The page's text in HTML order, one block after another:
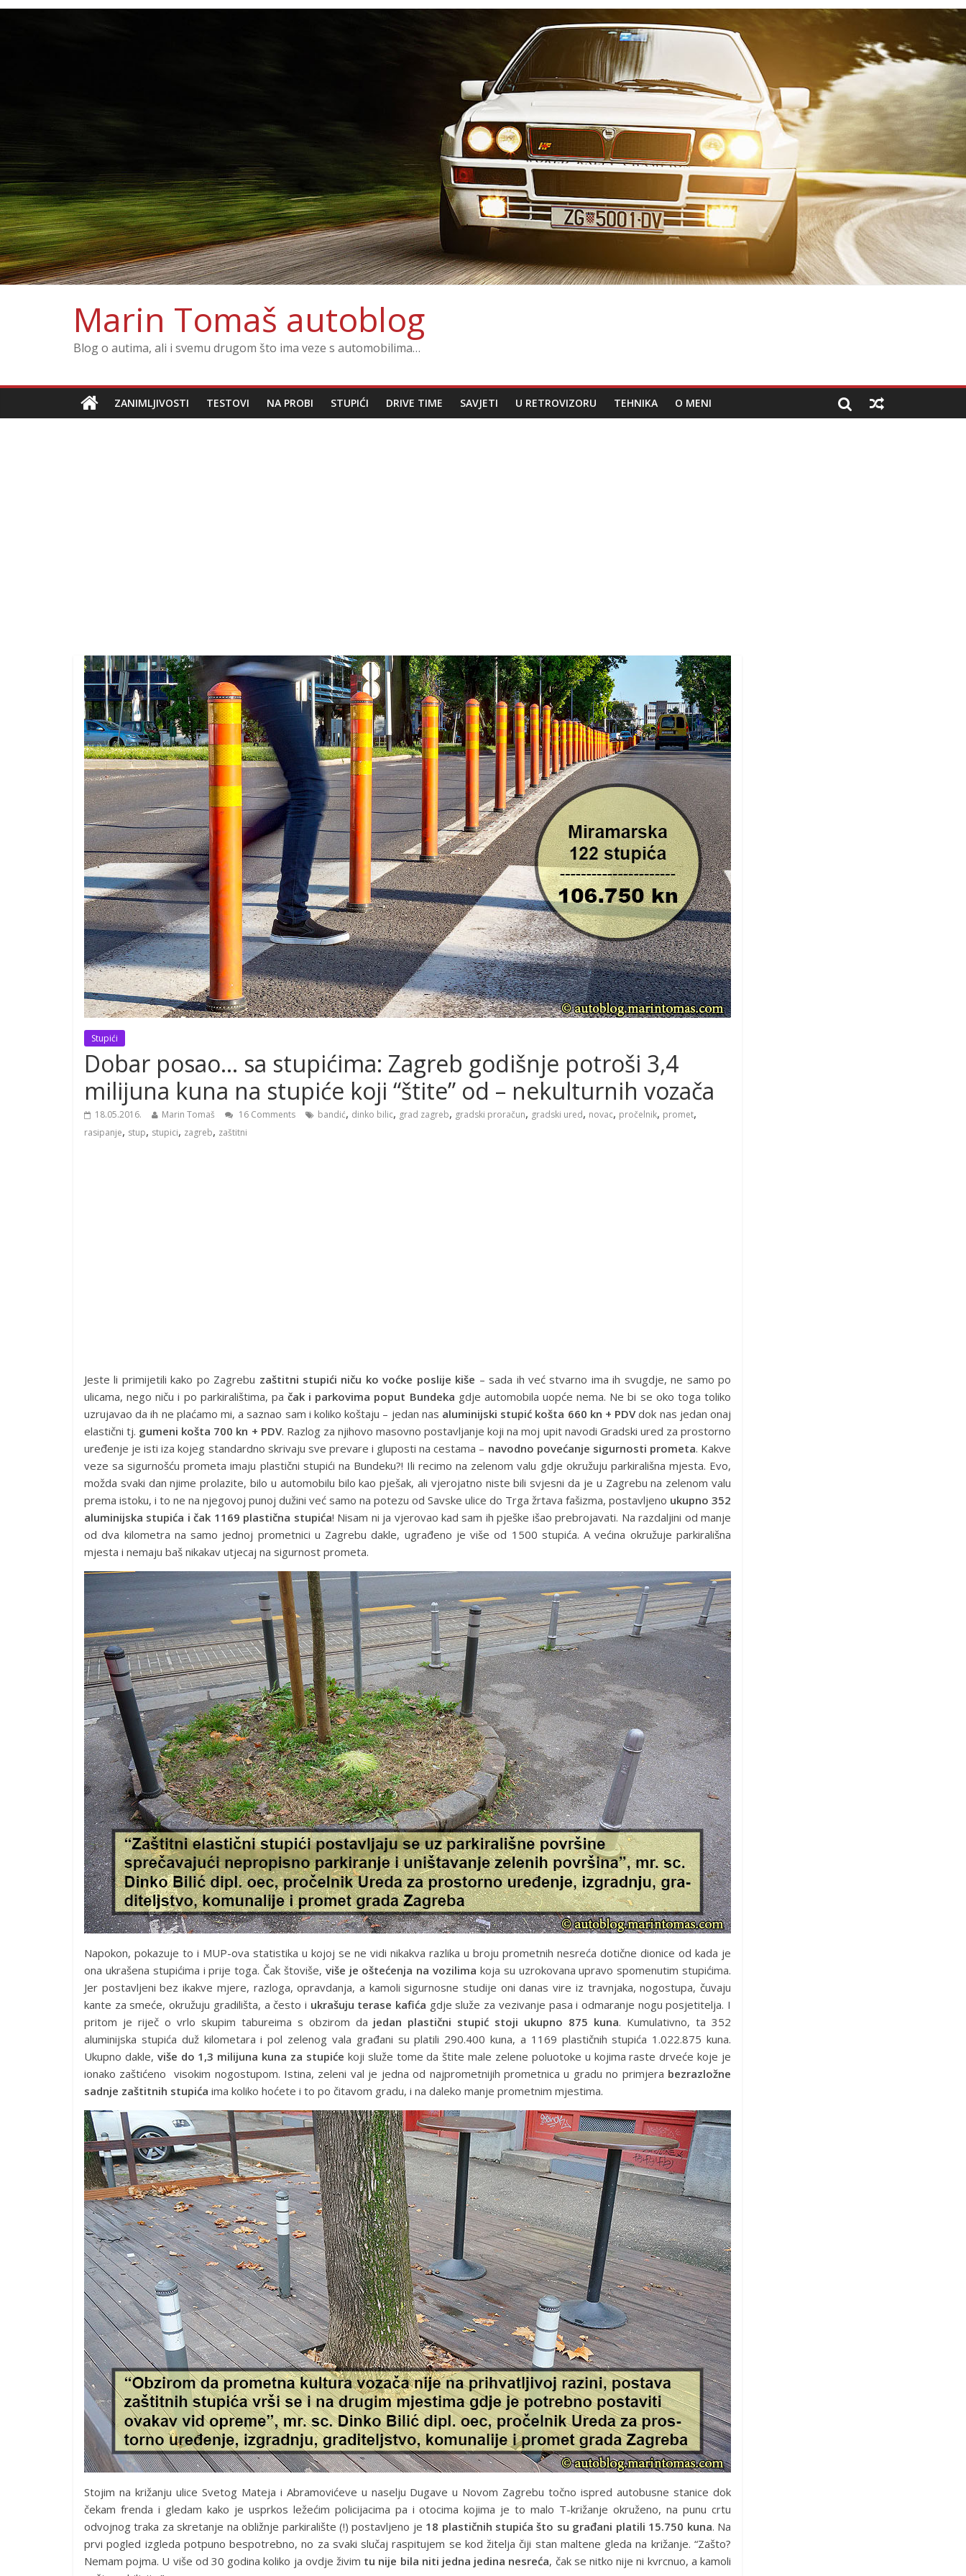
Marin Tomaš autoblog
Blog o autima, ali i svemu drugom što ima veze s automobilima…
ZANIMLJIVOSTI TESTOVI NA PROBI STUPIĆI DRIVE TIME SAVJETI U RETROVIZORU TEHNIKA O MENI
Stupići
Dobar posao… sa stupićima: Zagreb godišnje potroši 3,4
milijuna kuna na stupiće koji “štite” od – nekulturnih vozača
18.05.2016. Marin Tomaš 16 Comments bandić, dinko bilic, grad zagreb, gradski proračun, gradski ured, novac, pročelnik, promet,
rasipanje, stup, stupici, zagreb, zaštitni
Jeste li primijetili kako po Zagrebu zaštitni stupići niču ko voćke poslije kiše – sada ih već stvarno ima ih svugdje, ne samo po
ulicama, nego niču i po parkiralištima, pa čak i parkovima poput Bundeka gdje automobila uopće nema. Ne bi se oko toga toliko
uzrujavao da ih ne plaćamo mi, a saznao sam i koliko koštaju – jedan nas aluminijski stupić košta 660 kn + PDVdok nas jedan onaj
elastični tj. gumeni košta 700 kn + PDV. Razlog za njihovo masovno postavljanje koji na moj upit navodi Gradski ured za prostorno
uređenje je isti iza kojeg standardno skrivaju sve prevare i gluposti na cestama – navodno povećanje sigurnosti prometa. Kakve
veze sa sigurnošću prometa imaju plastični stupići na Bundeku?! Ili recimo na zelenom valu gdje okružuju parkirališna mjesta. Evo,
možda svaki dan njime prolazite, bilo u automobilu bilo kao pješak, ali vjerojatno niste bili svjesni da je u Zagrebu na zelenom valu
prema istoku, i to ne na njegovoj punoj dužini već samo na potezu od Savske ulice do Trga žrtava fašizma, postavljeno ukupno 352
aluminijska stupića i čak 1169 plastična stupića! Nisam ni ja vjerovao kad sam ih pješke išao prebrojavati. Na razdaljini od manje
od dva kilometra na samo jednoj prometnici u Zagrebu dakle, ugrađeno je više od 1500 stupića. A većina okružuje parkirališna
mjesta i nemaju baš nikakav utjecaj na sigurnost prometa.
Napokon, pokazuje to i MUP-ova statistika u kojoj se ne vidi nikakva razlika u broju prometnih nesreća dotične dionice od kada je
ona ukrašena stupićima i prije toga. Čak štoviše, više je oštećenja na vozilima koja su uzrokovana upravo spomenutim stupićima.
Jer postavljeni bez ikakve mjere, razloga, opravdanja, a kamoli sigurnosne studije oni danas vire iz travnjaka, nogostupa, čuvaju
kante za smeće, okružuju gradilišta, a često i ukrašuju terase kafića gdje služe za vezivanje pasa i odmaranje nogu posjetitelja. I
pritom je riječ o vrlo skupim tabureima s obzirom da jedan plastični stupić stoji ukupno 875 kuna. Kumulativno, ta 352
aluminijska stupića duž kilometara i pol zelenog vala građani su platili 290.400 kuna, a 1169 plastičnih stupića 1.022.875 kuna.
Ukupno dakle, više do 1,3 milijuna kuna za stupiće koji služe tome da štite male zelene poluotoke u kojima raste drveće koje je
ionako zaštićeno visokim nogostupom. Istina, zeleni val je jedna od najprometnijih prometnica u gradu no primjera bezrazložne
sadnje zaštitnih stupića ima koliko hoćete i to po čitavom gradu, i na daleko manje prometnim mjestima.
Stojim na križanju ulice Svetog Mateja i Abramovićeve u naselju Dugave u Novom Zagrebu točno ispred autobusne stanice dok
čekam frenda i gledam kako je usprkos ležećim policijacima pa i otocima kojima je to malo T-križanje okruženo, na punu crtu
odvojnog traka za skretanje na obližnje parkiralište (!) postavljeno je 18 plastičnih stupića što su građani platili 15.750 kuna. Na
prvi pogled izgleda potpuno bespotrebno, no za svaki slučaj raspitujem se kod žitelja čiji stan maltene gleda na križanje. “Zašto?
Nemam pojma. U više od 30 godina koliko ja ovdje živim tu nije bila niti jedna jedina nesreća, čak se nitko nije ni kvrcnuo, a kamoli